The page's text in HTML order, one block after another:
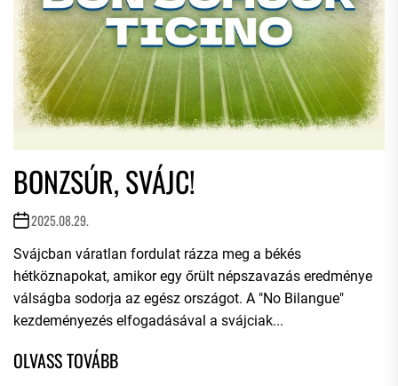
BONZSÚR, SVÁJC!
2025.08.29.
Svájcban váratlan fordulat rázza meg a békés
hétköznapokat, amikor egy őrült népszavazás eredménye
válságba sodorja az egész országot. A "No Bilangue"
kezdeményezés elfogadásával a svájciak...